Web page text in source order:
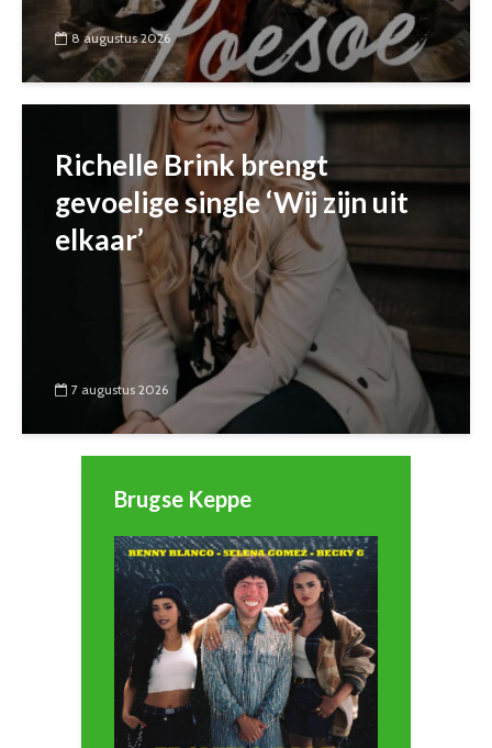
8 augustus 2026
Richelle Brink brengt
gevoelige single ‘Wij zijn uit
elkaar’
7 augustus 2026
Brugse Keppe